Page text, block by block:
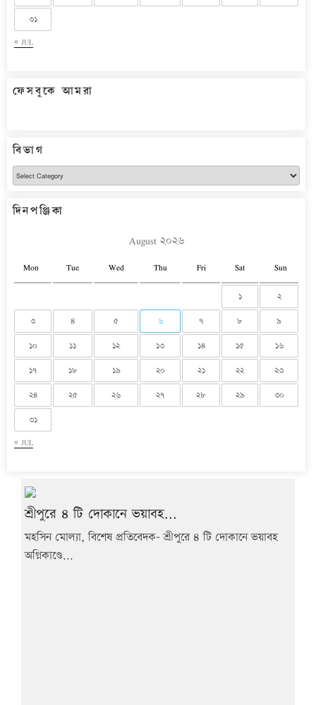
« JUL
৩১
ফেসবুকে আমরা
বিভাগ
বিভাগ
দিনপঞ্জিকা
August ২০২৬
Mon Tue Wed Thu Fri Sat Sun
« JUL
১ ২
৩ ৪ ৫ ৬ ৭ ৮ ৯
১০ ১১ ১২ ১৩ ১৪ ১৫ ১৬
১৭ ১৮ ১৯ ২০ ২১ ২২ ২৩
২৪ ২৫ ২৬ ২৭ ২৮ ২৯ ৩০
৩১
শ্রীপুরে ৪ টি দোকানে ভয়াবহ...
মহসিন মোল্যা, বিশেষ প্রতিবেদক- শ্রীপুরে ৪ টি দোকানে ভয়াবহ
অগ্নিকাণ্ডে...